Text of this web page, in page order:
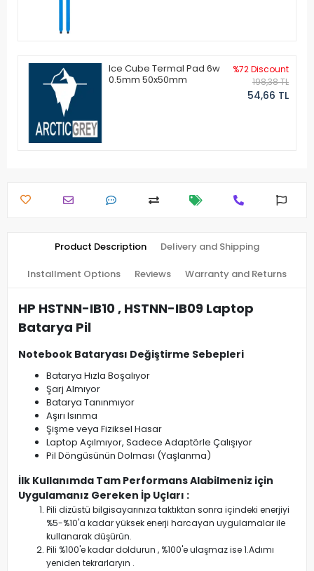
Ice Cube Termal Pad 6w
0.5mm 50x50mm
%72 Discount
198,38 TL
54,66 TL
Product Description Delivery and Shipping
Installment Options Reviews Warranty and Returns
HP HSTNN-IB10 , HSTNN-IB09 Laptop
Batarya Pil
Notebook Bataryası Değiştirme Sebepleri
Batarya Hızla Boşalıyor
Şarj Almıyor
Batarya Tanınmıyor
Aşırı Isınma
Şişme veya Fiziksel Hasar
Laptop Açılmıyor, Sadece Adaptörle Çalışıyor
Pil Döngüsünün Dolması (Yaşlanma)
İlk Kullanımda Tam Performans Alabilmeniz için
Uygulamanız Gereken İp Uçları :
Pili dizüstü bilgisayarınıza taktıktan sonra içindeki enerjiyi
%5-%10'a kadar yüksek enerji harcayan uygulamalar ile
kullanarak düşürün.
Pili %100'e kadar doldurun , %100'e ulaşmaz ise 1.Adımı
yeniden tekrarlaryın .